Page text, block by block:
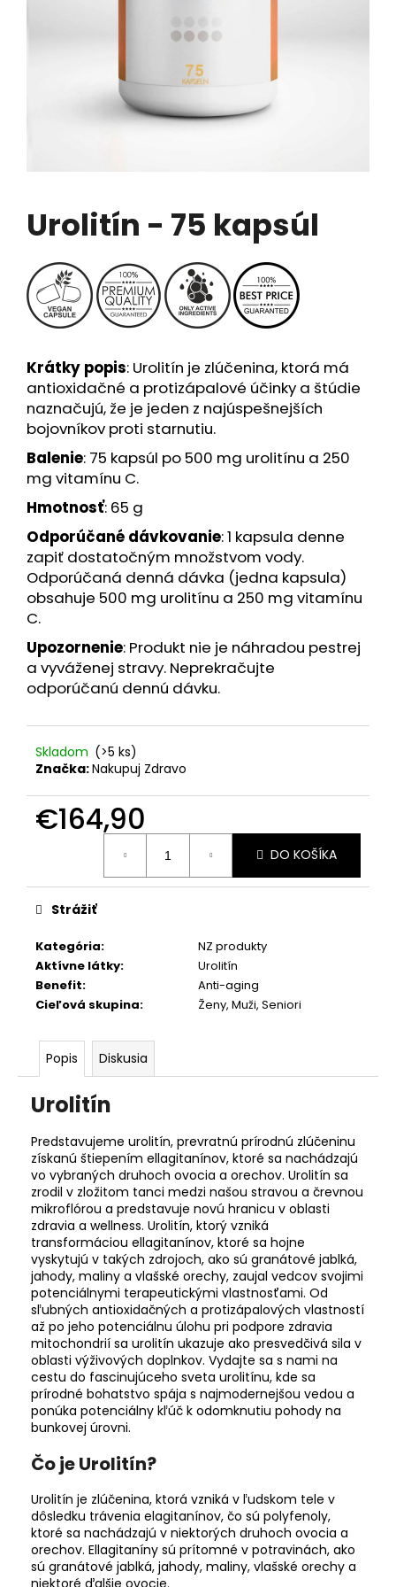
Urolitín - 75 kapsúl
Krátky popis: Urolitín je zlúčenina, ktorá má
antioxidačné a protizápalové účinky a štúdie
naznačujú, že je jeden z najúspešnejších
bojovníkov proti starnutiu.
Balenie: 75 kapsúl po 500 mg urolitínu a 250
mg vitamínu C.
Hmotnosť: 65 g
Odporúčané dávkovanie: 1 kapsula denne
zapiť dostatočným množstvom vody.
Odporúčaná denná dávka (jedna kapsula)
obsahuje 500 mg urolitínu a 250 mg vitamínu
C.
Upozornenie: Produkt nie je náhradou pestrej
a vyváženej stravy. Neprekračujte
odporúčanú dennú dávku.
Skladom (>5 ks)
Značka:Nakupuj Zdravo
€164,90
Jednotková
DO KOŠÍKA
Kategória:
NZ produkty
Aktívne látky:
Urolitín
Benefit:
Anti-aging
Cieľová skupina: Ženy, Muži, Seniori
Strážiť
Popis Diskusia
Urolitín
Predstavujeme urolitín, prevratnú prírodnú zlúčeninu
získanú štiepením ellagitanínov, ktoré sa nachádzajú
vo vybraných druhoch ovocia a orechov. Urolitín sa
zrodil v zložitom tanci medzi našou stravou a črevnou
mikroflórou a predstavuje novú hranicu v oblasti
zdravia a wellness. Urolitín, ktorý vzniká
transformáciou ellagitanínov, ktoré sa hojne
vyskytujú v takých zdrojoch, ako sú granátové jablká,
jahody, maliny a vlašské orechy, zaujal vedcov svojimi
potenciálnymi terapeutickými vlastnosťami. Od
sľubných antioxidačných a protizápalových vlastností
až po jeho potenciálnu úlohu pri podpore zdravia
mitochondrií sa urolitín ukazuje ako presvedčivá sila v
oblasti výživových doplnkov. Vydajte sa s nami na
cestu do fascinujúceho sveta urolitínu, kde sa
prírodné bohatstvo spája s najmodernejšou vedou a
ponúka potenciálny kľúč k odomknutiu pohody na
bunkovej úrovni.
Čo je Urolitín?
Urolitín je zlúčenina, ktorá vzniká v ľudskom tele v
dôsledku trávenia elagitanínov, čo sú polyfenoly,
ktoré sa nachádzajú v niektorých druhoch ovocia a
orechov. Ellagitaníny sú prítomné v potravinách, ako
sú granátové jablká, jahody, maliny, vlašské orechy a
O
d
ú
č
a
m
e
MAGNÉZIUM
MAGNÉZIUM
500
MG
145
KAPSÚL
€11,79